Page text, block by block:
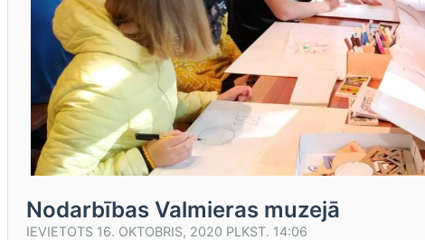
Nodarbības Valmieras muzejā
IEVIETOTS 16. OKTOBRIS, 2020 PLKST. 14:06